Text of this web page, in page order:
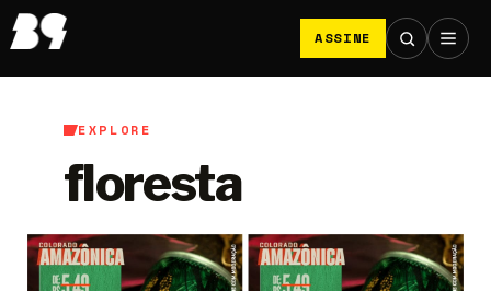
ASSINE
EXPLORE
floresta